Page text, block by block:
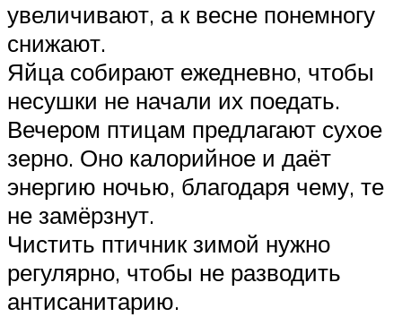
увеличивают, а к весне понемногу
снижают.
Яйца собирают ежедневно, чтобы
несушки не начали их поедать.
Вечером птицам предлагают сухое
зерно. Оно калорийное и даёт
энергию ночью, благодаря чему, те
не замёрзнут.
Чистить птичник зимой нужно
регулярно, чтобы не разводить
антисанитарию.